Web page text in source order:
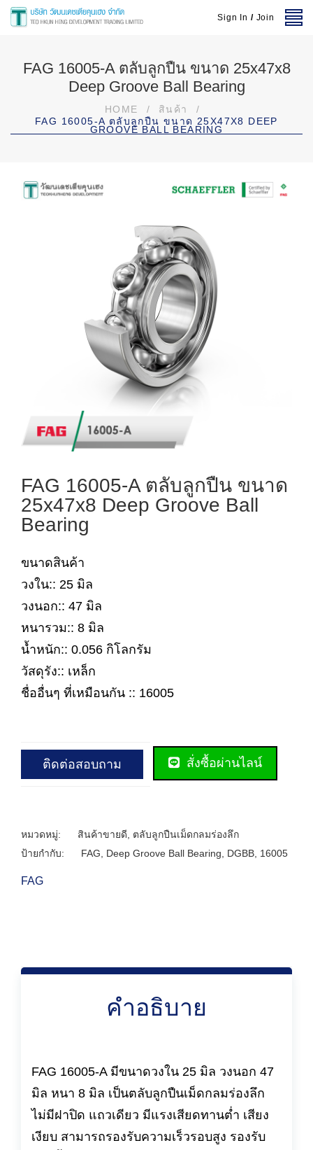
Sign In / Join
FAG 16005-A ตลับลูกปืน ขนาด 25x47x8
Deep Groove Ball Bearing
HOME / สินค้า
/
FAG 16005-A ตลับลูกปืน ขนาด 25X47X8 DEEP
GROOVE BALL BEARING
FAG 16005-A ตลับลูกปืน ขนาด
25x47x8 Deep Groove Ball
Bearing
ขนาดสินค้า
วงใน:: 25 มิล
วงนอก:: 47 มิล
หนารวม:: 8 มิล
น้ำหนัก:: 0.056 กิโลกรัม
วัสดุรัง:: เหล็ก
ชื่ออื่นๆ ที่เหมือนกัน :: 16005
ติดต่อสอบถาม สั่งซื้อผ่านไลน์
หมวดหมู่: สินค้าขายดี
ตลับลูกปืนเม็ดกลมร่องลึก
ป้ายกำกับ:
FAG Deep Groove Ball Bearing DGBB 16005
FAG
คำอธิบาย
FAG 16005-A มีขนาดวงใน 25 มิล วงนอก 47
มิล หนา 8 มิล เป็นตลับลูกปืนเม็ดกลมร่องลึก
ไม่มีฝาปิด แถวเดียว มีแรงเสียดทานต่ำ เสียง
เงียบ สามารถรองรับความเร็วรอบสูง รองรับ